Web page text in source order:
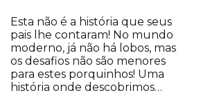
Esta não é a história que seus
pais lhe contaram! No mundo
moderno, já não há lobos, mas
os desafios não são menores
para estes porquinhos! Uma
história onde descobrimos…